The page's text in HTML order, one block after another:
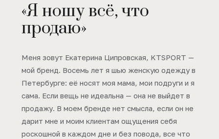
«Я ношу всё, что
продаю»
Меня зовут Екатерина Ципровская, KTSPORT —
мой бренд. Восемь лет я шью женскую одежду в
Петербурге: её носят моя мама, мои подруги и я
сама. Если вещь не идеальна — она не выйдет в
продажу. В моем бренде нет смысла, если он не
дарит мне и моим клиентам ощущения себя
роскошной в каждом дне и без повода, все что